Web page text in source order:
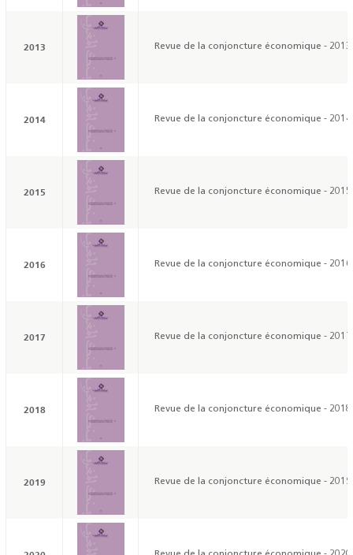
2013 Revue de la conjoncture économique - 2013
2014 Revue de la conjoncture économique - 2014
2015 Revue de la conjoncture économique - 2015
2016 Revue de la conjoncture économique - 2016
2017 Revue de la conjoncture économique - 2017
2018 Revue de la conjoncture économique - 2018
2019 Revue de la conjoncture économique - 2019